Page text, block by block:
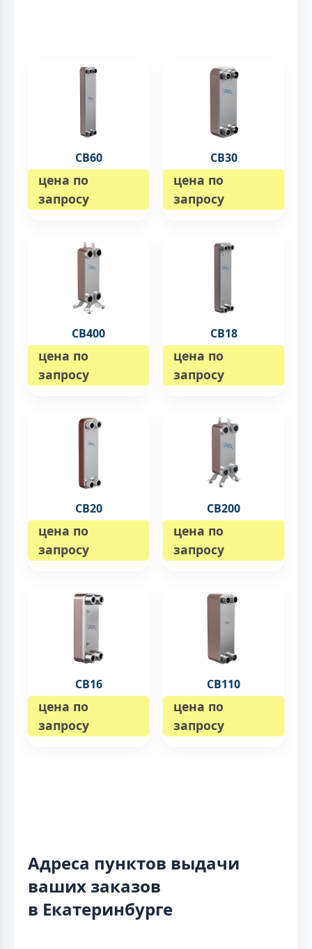
CB60
цена по
запросу
CB30
цена по
запросу
CB400
цена по
запросу
CB18
цена по
запросу
CB20
цена по
запросу
CB200
цена по
запросу
CB16
цена по
запросу
CB110
цена по
запросу
Адреса пунктов выдачи
ваших заказов
в Екатеринбурге